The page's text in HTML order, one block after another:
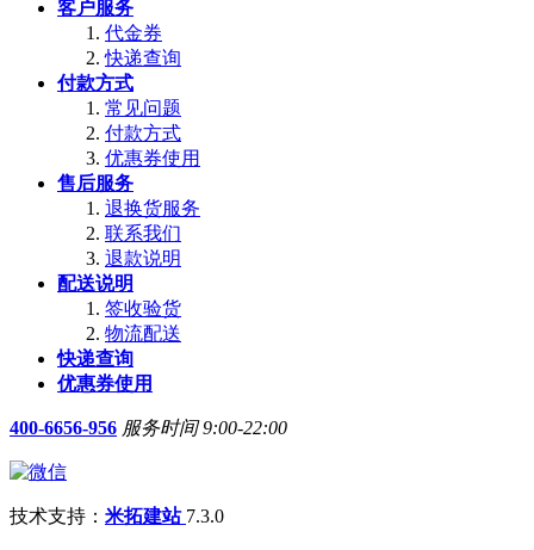
客户服务
代金券
快递查询
付款方式
常见问题
付款方式
优惠券使用
售后服务
退换货服务
联系我们
退款说明
配送说明
签收验货
物流配送
快递查询
优惠券使用
400-6656-956 服务时间 9:00-22:00
技术支持： 米拓建站 7.3.0